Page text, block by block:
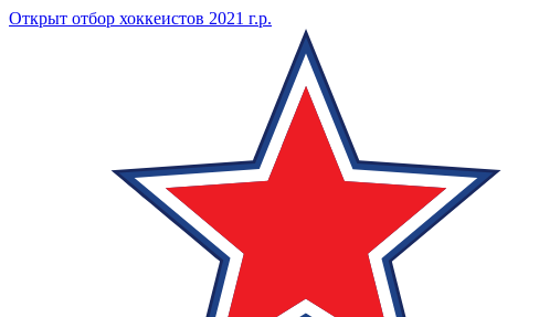
Открыт отбор хоккеистов 2021 г.р.